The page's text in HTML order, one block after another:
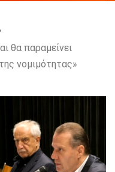
θα παραμείνει
νομιμότητας»